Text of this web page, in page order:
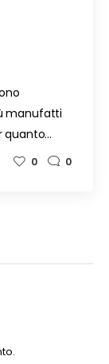
manufatti
quanto…
0 0